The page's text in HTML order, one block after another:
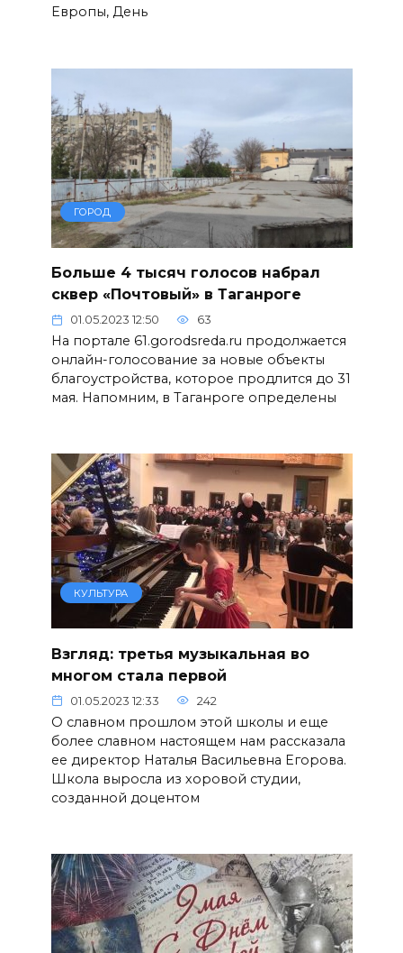
Европы, День
ГОРОД
Больше 4 тысяч голосов набрал
сквер «Почтовый» в Таганроге
01.05.2023 12:50 63
На портале 61.gorodsreda.ru продолжается
онлайн-голосование за новые объекты
благоустройства, которое продлится до 31
мая. Напомним, в Таганроге определены
КУЛЬТУРА
Взгляд: третья музыкальная во
многом стала первой
01.05.2023 12:33 242
О славном прошлом этой школы и еще
более славном настоящем нам рассказала
ее директор Наталья Васильевна Егорова.
Школа выросла из хоровой студии,
созданной доцентом